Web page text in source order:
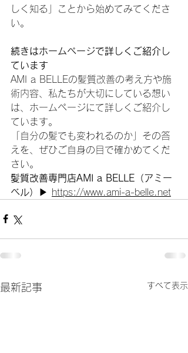
しく知る」ことから始めてみてくださ
い。
続きはホームページで詳しくご紹介し
ています
AMI a BELLEの髪質改善の考え方や施
術内容、私たちが大切にしている想い
は、ホームページにて詳しくご紹介し
ています。
「自分の髪でも変われるのか」その答
えを、ぜひご自身の目で確かめてくだ
さい。
髪質改善専門店AMI a BELLE（アミー
ベル）
▶︎ https://www.ami-a-belle.net
最新記事 すべて表示